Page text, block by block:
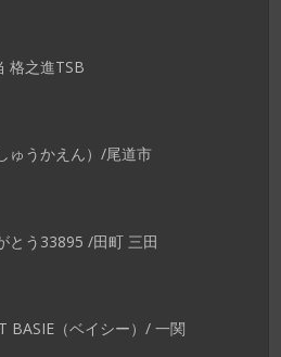
格之進TSB
ゅうかえん）/尾道市
とう33895 /田町 三田
BASIE（ベイシー）/ 一関